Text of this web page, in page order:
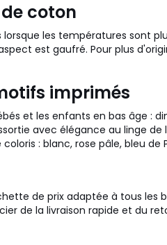
coton
les températures sont
est gaufré. Pour plus
imprimés
et les enfants en bas âge :
avec élégance au linge
: blanc, rose pâle, bleu
de prix adaptée à tous les
de la livraison rapide et du